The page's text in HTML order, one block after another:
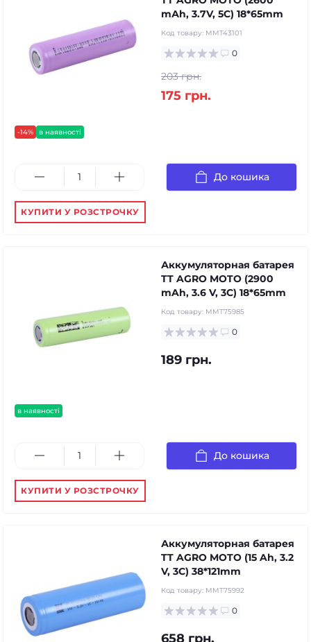
-14% в наявності
mАh, 3.7V, 5С) 18*65mm
Код товару: MMT43101
0
203 грн.
175 грн.
До кошика
КУПИТИ У РОЗСТРОЧКУ
в наявності
Аккумуляторная батарея
TT AGRO MOTO (2900
mAh, 3.6 V, 3C) 18*65mm
Код товару: MMT75985
0
189 грн.
До кошика
КУПИТИ У РОЗСТРОЧКУ
Аккумуляторная батарея
TT AGRO MOTO (15 Ah, 3.2
V, 3C) 38*121mm
Код товару: MMT75992
0
658 грн.